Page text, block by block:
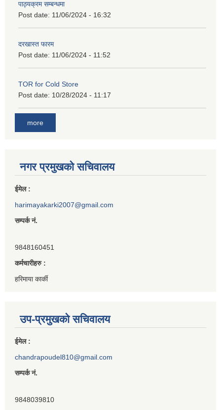
पाठ्यक्रम सम्बन्धमा
Post date: 11/06/2024 - 16:32
दरखास्त फारम
Post date: 11/06/2024 - 11:52
TOR for Cold Store
Post date: 10/28/2024 - 11:17
more
नगर प्रमुखको सचिवालय
ईमेल :
harimayakarki2007@gmail.com
सम्पर्क नं.
9848160451
कर्मचारीहरु :
हरिमाया कार्की
उप-प्रमुखको सचिवालय
ईमेल :
chandrapoudel810@gmail.com
सम्पर्क नं.
9848039810